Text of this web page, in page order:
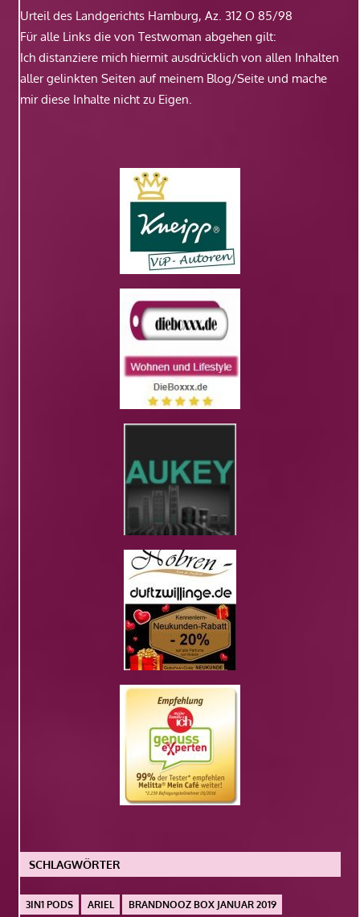
Urteil des Landgerichts Hamburg, Az. 312 O 85/98
Für alle Links die von Testwoman abgehen gilt:
Ich distanziere mich hiermit ausdrücklich von allen Inhalten
aller gelinkten Seiten auf meinem Blog/Seite und mache
mir diese Inhalte nicht zu Eigen.
SCHLAGWÖRTER
3IN1 PODS ARIEL BRANDNOOZ BOX JANUAR 2019